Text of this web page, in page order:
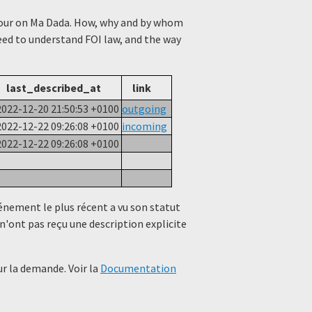
on Ma Dada. How, why and by whom
to understand FOI law, and the way
last_described_at
link
12-20 21:50:53 +0100 outgoing
12-22 09:26:08 +0100 incoming
12-22 09:26:08 +0100
le plus récent a vu son statut
pas reçu une description explicite
la demande. Voir la Documentation